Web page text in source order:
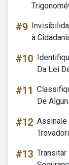
#9
à
#10
Da Lei
#11
De
#12 Assinale
#13